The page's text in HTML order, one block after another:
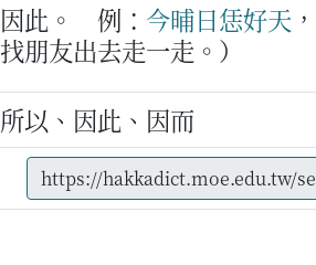
因此。 例： 今晡日恁好天 ，
找朋友出去走一走。）
所以、因此、因而